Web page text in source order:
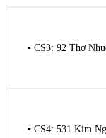
▪️ CS3: 92 Thợ
▪️ CS4: 531 Kim